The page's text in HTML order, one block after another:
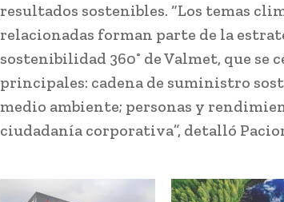
resultados sostenibles. “Los temas
relacionadas forman parte de la
sostenibilidad 360˚ de Valmet, que se
principales: cadena de suministro
medio ambiente; personas y
ciudadanía corporativa”, detalló